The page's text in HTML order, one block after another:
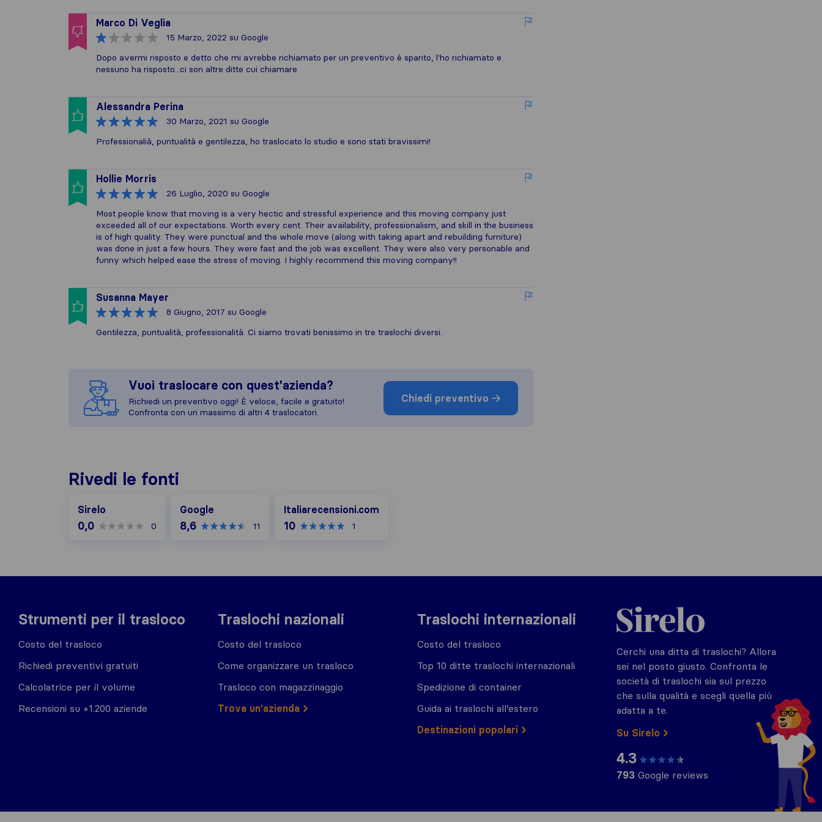
Marco Di Veglia
15 Marzo, 2022 su Google
Dopo avermi risposto e detto che mi avrebbe richiamato per un preventivo è sparito, l'ho richiamato e
nessuno ha risposto...ci son altre ditte cui chiamare
Alessandra Perina
30 Marzo, 2021 su Google
Professionalià, puntualità e gentilezza, ho traslocato lo studio e sono stati bravissimi!
Hollie Morris
26 Luglio, 2020 su Google
Most people know that moving is a very hectic and stressful experience and this moving company just
exceeded all of our expectations. Worth every cent. Their availability, professionalism, and skill in the business
is of high quality. They were punctual and the whole move (along with taking apart and rebuilding furniture)
was done in just a few hours. They were fast and the job was excellent. They were also very personable and
funny which helped ease the stress of moving. I highly recommend this moving company!!
Susanna Mayer
8 Giugno, 2017 su Google
Gentilezza, puntualità, professionalità. Ci siamo trovati benissimo in tre traslochi diversi.
Vuoi traslocare con quest'azienda?
Richiedi un preventivo oggi! È veloce, facile e gratuito!
Confronta con un massimo di altri 4 traslocatori.
Chiedi preventivo
Rivedi le fonti
Sirelo
0,0 0
Google
8,6 11
Italiarecensioni.com
10 1
Strumenti per il trasloco
Costo del trasloco
Richiedi preventivi gratuiti
Calcolatrice per il volume
Recensioni su +1.200 aziende
Traslochi nazionali
Costo del trasloco
Come organizzare un trasloco
Trasloco con magazzinaggio
Trova un'azienda
Traslochi internazionali
Costo del trasloco
Top 10 ditte traslochi internazionali
Spedizione di container
Guida ai traslochi all’estero
Destinazioni popolari
Sirelo.it
Cerchi una ditta di traslochi? Allora
sei nel posto giusto. Confronta le
società di traslochi sia sul prezzo
che sulla qualità e scegli quella più
adatta a te.
Su Sirelo
4.3
793 Google reviews